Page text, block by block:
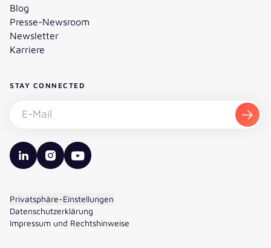
Blog
Presse-Newsroom
Newsletter
Karriere
STAY CONNECTED
valantic LinkedIn
valantic Instagram
valantic YouTube
Privatsphäre-Einstellungen
Datenschutzerklärung
Impressum und Rechtshinweise